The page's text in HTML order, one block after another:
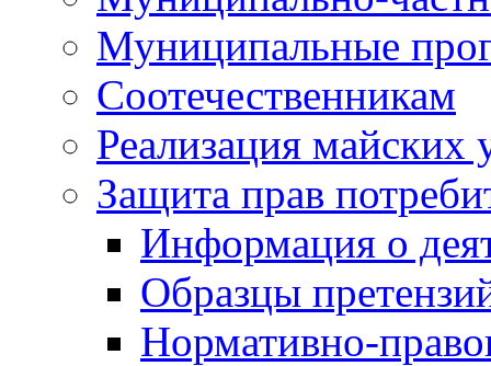
Муниципальные
Соотечественникам
Реализация майских
Защита прав
Информация о
Образцы
Нормативно-